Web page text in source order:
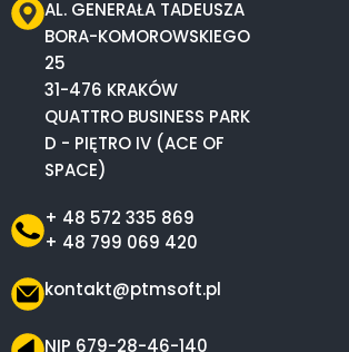
AL. GENERAŁA TADEUSZA
BORA-KOMOROWSKIEGO
25
31-476 KRAKÓW
QUATTRO BUSINESS PARK
D - PIĘTRO IV (ACE OF
SPACE)
+ 48 572 335 869
+ 48 799 069 420
kontakt@ptmsoft.pl
NIP 679-28-46-140